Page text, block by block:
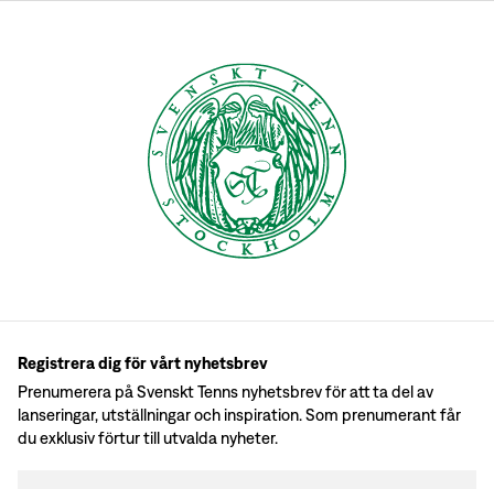
Registrera dig för vårt nyhetsbrev
Prenumerera på Svenskt Tenns nyhetsbrev för att ta del av
lanseringar, utställningar och inspiration. Som prenumerant får
du exklusiv förtur till utvalda nyheter.